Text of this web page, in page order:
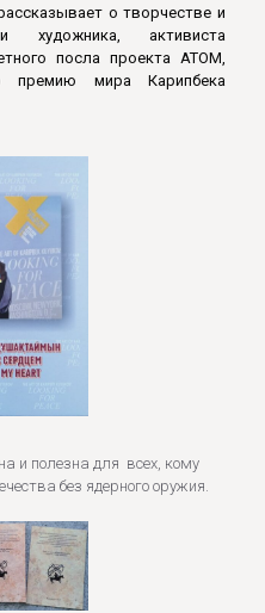
о творчестве и
художника, активиста
посла проекта АТОМ,
премию мира Карипбека
и полезна для всех, кому
без ядерного оружия.